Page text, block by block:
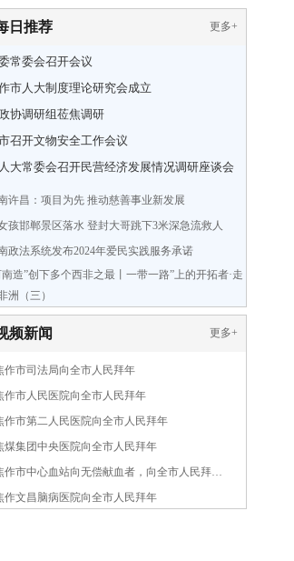
日推荐 更多+
常委会召开会议
市人大制度理论研究会成立
协调研组莅焦调研
召开文物安全工作会议
大常委会召开民营经济发展情况调研座谈会
许昌：项目为先 推动慈善事业新发展
孩邯郸景区落水 登封大哥跳下3米深急流救人
政法系统发布2024年爱民实践服务承诺
南造”创下多个西非之最丨一带一路”上的开拓者·走
洲（三）
频新闻 更多+
作市司法局向全市人民拜年
作市人民医院向全市人民拜年
作市第二人民医院向全市人民拜年
煤集团中央医院向全市人民拜年
作市中心血站向无偿献血者，向全市人民拜…
作文昌脑病医院向全市人民拜年